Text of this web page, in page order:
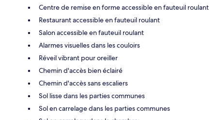
Centre de remise en forme accessible en fauteuil roulant
Restaurant accessible en fauteuil roulant
Salon accessible en fauteuil roulant
Alarmes visuelles dans les couloirs
Réveil vibrant pour oreiller
Chemin d'accès bien éclairé
Chemin d'accès sans escaliers
Sol lisse dans les parties communes
Sol en carrelage dans les parties communes